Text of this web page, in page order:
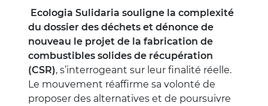
Ecologia Sulidaria souligne la complexité
du dossier des déchets et dénonce de
nouveau le projet de la fabrication de
combustibles solides de récupération
(CSR), s’interrogeant sur leur finalité réelle.
Le mouvement réaffirme sa volonté de
proposer des alternatives et de poursuivre